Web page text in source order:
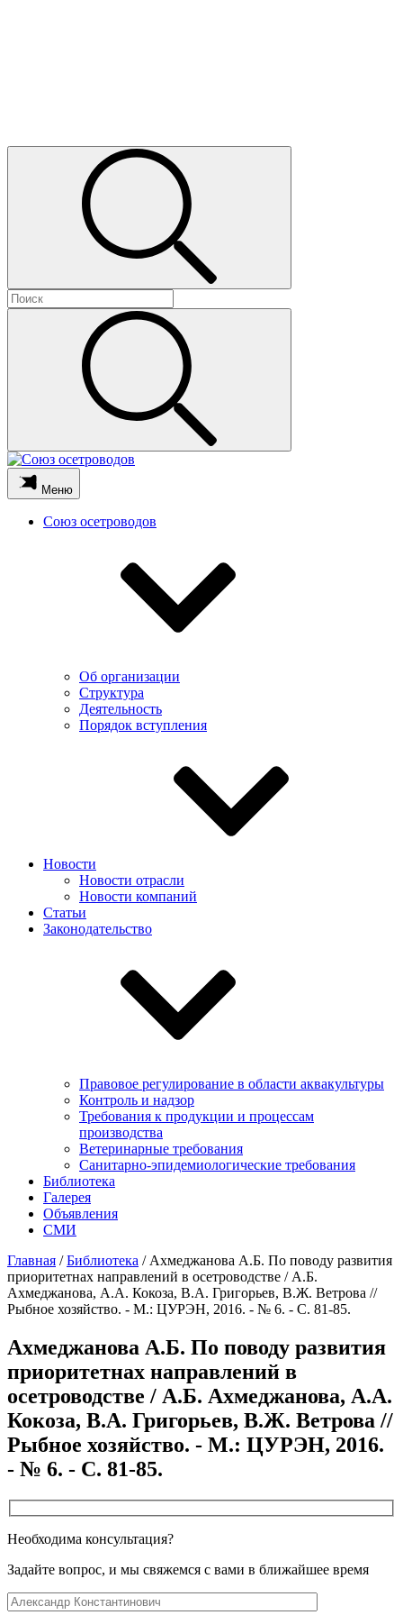
Меню
Союз осетроводов
Об организации
Структура
Деятельность
Порядок вступления
Новости
Новости отрасли
Новости компаний
Статьи
Законодательство
Правовое регулирование в области аквакультуры
Контроль и надзор
Требования к продукции и процессам
производства
Ветеринарные требования
Санитарно-эпидемиологические требования
Библиотека
Галерея
Объявления
СМИ
Главная /Библиотека / Ахмеджанова А.Б. По поводу развития
приоритетнах направлений в осетроводстве / А.Б.
Ахмеджанова, А.А. Кокоза, В.А. Григорьев, В.Ж. Ветрова //
Рыбное хозяйство. - М.: ЦУРЭН, 2016. - № 6. - С. 81-85.
Ахмеджанова А.Б. По поводу развития
приоритетнах направлений в
осетроводстве / А.Б. Ахмеджанова, А.А.
Кокоза, В.А. Григорьев, В.Ж. Ветрова //
Рыбное хозяйство. - М.: ЦУРЭН, 2016.
- № 6. - С. 81-85.
Необходима консультация?
Задайте вопрос, и мы свяжемся с вами в ближайшее время